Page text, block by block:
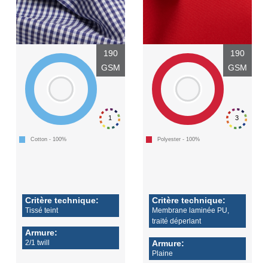
1
190
GSM
Cotton - 100%
Critère technique:
Tissé teint
Armure:
2/1 twill
3
190
GSM
Polyester - 100%
Critère technique:
Membrane laminée PU,
traité déperlant
Armure:
Plaine